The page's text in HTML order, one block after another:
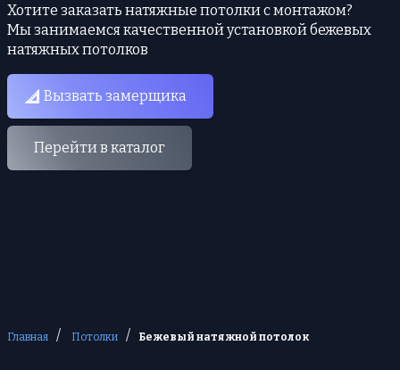
Хотите заказать натяжные потолки с монтажом?
Мы занимаемся качественной установкой бежевых
натяжных потолков
Вызвать замерщика
Перейти в каталог
Главная / Потолки / Бежевый натяжной потолок